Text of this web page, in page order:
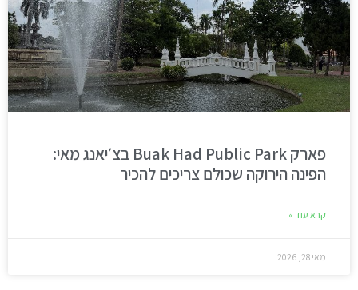
פארק Buak Had Public Park בצ׳יאנג מאי:
הפינה הירוקה שכולם צריכים להכיר
קרא עוד »
מאי 28, 2026